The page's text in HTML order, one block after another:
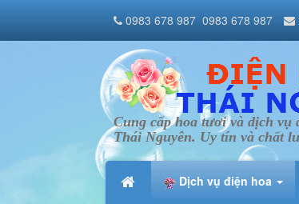
Cung cấp hoa tươi và dịch vụ
Thái Nguyên. Uy tín và chất
Dịch vụ điện hoa
0983 678 987 0983 678 987